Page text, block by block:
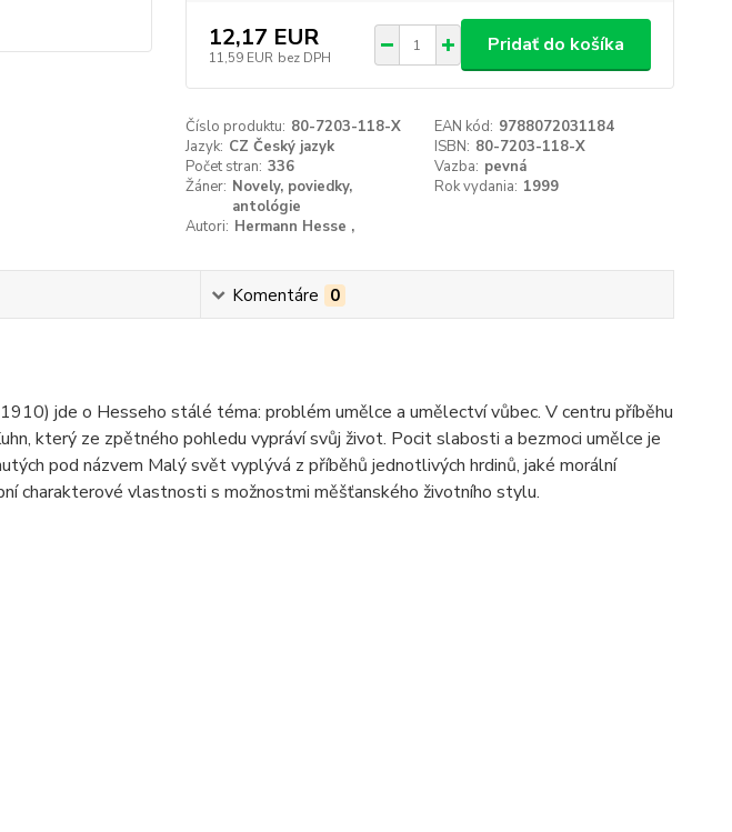
12,17 EUR
11,59 EUR bez DPH
Pridať do košíka
Číslo produktu: 80-7203-118-X EAN kód: 9788072031184
Jazyk: CZ Český jazyk ISBN: 80-7203-118-X
Počet stran: 336 Vazba: pevná
Žáner: Novely, poviedky,
antológie
Rok vydania: 1999
Autori: Hermann Hesse ,
Komentáre 0
jde o Hesseho stálé téma: problém umělce a umělectví vůbec. V centru příběhu
který ze zpětného pohledu vypráví svůj život. Pocit slabosti a bezmoci umělce je
pod názvem Malý svět vyplývá z příběhů jednotlivých hrdinů, jaké morální
charakterové vlastnosti s možnostmi měšťanského životního stylu.